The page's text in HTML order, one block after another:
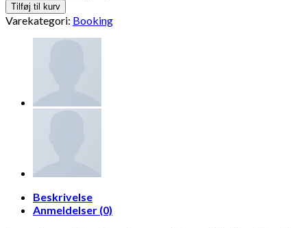
Tilføj til kurv
Varekategori: Booking
Beskrivelse
Anmeldelser (0)